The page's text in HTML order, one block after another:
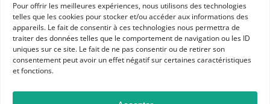
Pour offrir les meilleures expériences, nous utilisons des technologies
telles que les cookies pour stocker et/ou accéder aux informations des
appareils. Le fait de consentir à ces technologies nous permettra de
traiter des données telles que le comportement de navigation ou les ID
uniques sur ce site. Le fait de ne pas consentir ou de retirer son
consentement peut avoir un effet négatif sur certaines caractéristiques
et fonctions.
Dans les catégories
RESSOURCES
UNIVERSITÉ